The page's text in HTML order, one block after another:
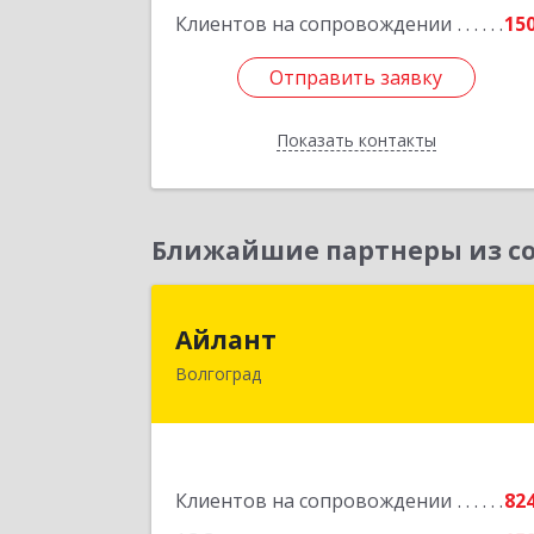
Клиентов на сопровождении
Отправить заявку
Показать контакты
Отправить заявку
Назад
Ближайшие партнеры из
Айлант
Волгоград
Клиентов на сопровождении
400001, Волгоградская обл, Волгоград